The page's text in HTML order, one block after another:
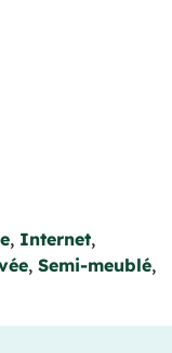
, Internet,
, Semi-meublé,